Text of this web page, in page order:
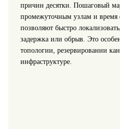
причин десятки. Пошаговый
промежуточным узлам и время
позволяют быстро
задержка или обрыв. Это
топологии, резервировании
инфраструктуре.